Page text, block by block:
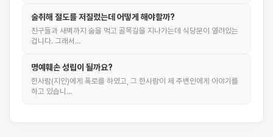
술취해 절도를 저질렀는데 어떻게 해야할까?
친구들과 새벽까지 술을 먹고 골목길을 지나가는데 식당문이 열려있는
겁니다. 그래서…
명예훼손 성립이 될까요?
한사람(지인)에게 폭로를 하였고, 그 한사람이 제 주변인에게 이야기를
하고 있습니…